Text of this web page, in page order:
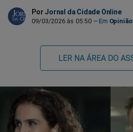
Por Jornal da Cidade Online
09/03/2026 às 05:50 Opinião
LER NA ÁREA DO